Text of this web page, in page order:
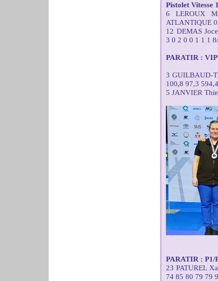
Pistolet Vitesse
6 LEROUX
ATLANTIQUE
12 DEMAS
3 0 2 0 0 1 1 1
PARATIR : VIP
3 GUILBAUD-
100,8 97,3 594,4
5 JANVIER
PARATIR : P1/
23 PATUREL
74 85 80 79 79